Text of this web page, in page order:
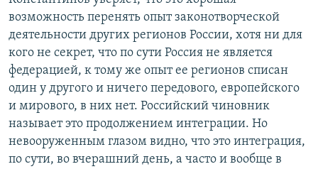
возможность перенять опыт законотворческой
деятельности других регионов России, хотя ни для
кого не секрет, что по сути Россия не является
федерацией, к тому же опыт ее регионов списан
один у другого и ничего передового, европейского
и мирового, в них нет. Российский чиновник
называет это продолжением интеграции. Но
невооруженным глазом видно, что это интеграция,
по сути, во вчерашний день, а часто и вообще в